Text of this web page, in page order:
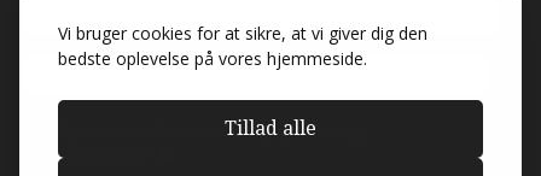
Vi bruger cookies for at sikre, at vi giver dig den
bedste oplevelse på vores hjemmeside.
Tillad alle
Må Kjerteminde Avis sende dig nyheder og
markedsføring?